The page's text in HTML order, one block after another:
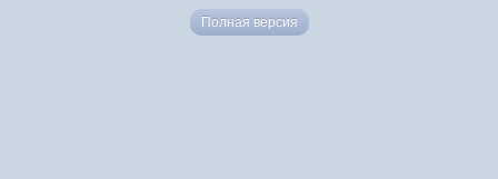
Полная версия